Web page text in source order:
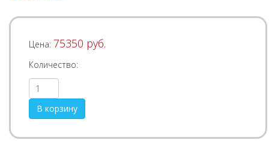
Цена: 75350 руб.
Количество: